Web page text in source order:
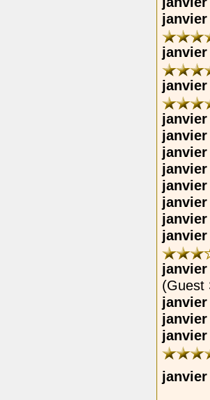
janvier
janvier
janvier
janvier
janvier
janvier
janvier
janvier
janvier
janvier
janvier
janvier
(Guest
janvier
janvier
janvier
janvier